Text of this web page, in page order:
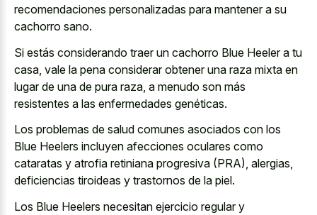
recomendaciones personalizadas para mantener a su
cachorro sano.
Si estás considerando traer un cachorro Blue Heeler a tu
casa, vale la pena considerar obtener una raza mixta en
lugar de una de pura raza, a menudo son más
resistentes a las enfermedades genéticas.
Los problemas de salud comunes asociados con los
Blue Heelers incluyen afecciones oculares como
cataratas y atrofia retiniana progresiva (PRA), alergias,
deficiencias tiroideas y trastornos de la piel.
Los Blue Heelers necesitan ejercicio regular y